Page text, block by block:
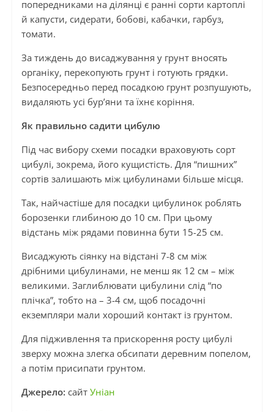
попередниками на ділянці є ранні сорти картоплі
й капусти, сидерати, бобові, кабачки, гарбуз,
томати.
За тиждень до висаджування у грунт вносять
органіку, перекопують грунт і готують грядки.
Безпосередньо перед посадкою грунт розпушують,
видаляють усі бур’яни та їхнє коріння.
Як правильно садити цибулю
Під час вибору схеми посадки враховують сорт
цибулі, зокрема, його кущистість. Для “пишних”
сортів залишають між цибулинами більше місця.
Так, найчастіше для посадки цибулинок роблять
борозенки глибиною до 10 см. При цьому
відстань між рядами повинна бути 15-25 см.
Висаджують сіянку на відстані 7-8 см між
дрібними цибулинами, не менш як 12 см – між
великими. Заглиблювати цибулини слід “по
плічка”, тобто на – 3-4 см, щоб посадочні
екземпляри мали хороший контакт із грунтом.
Для підживлення та прискорення росту цибулі
зверху можна злегка обсипати деревним попелом,
а потім присипати грунтом.
Джерело: сайт Уніан